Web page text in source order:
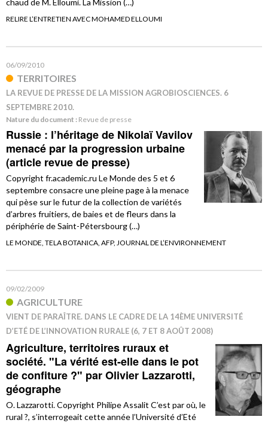
chaud de M. Elloumi. La Mission (…)
RELIRE L’ENTRETIEN AVEC MOHAMED ELLOUMI
06/09/2010
TERRITOIRES
LA REVUE DE PRESSE DE LA MISSION AGROBIOSCIENCES. 6
SEPTEMBRE 2010.
Nature du document : Revue de presse
Russie : l’héritage de Nikolaï Vavilov
menacé par la progression urbaine
(article revue de presse)
Copyright fr.academic.ru Le Monde des 5 et 6
septembre consacre une pleine page à la menace
qui pèse sur le futur de la collection de variétés
d’arbres fruitiers, de baies et de fleurs dans la
périphérie de Saint-Pétersbourg (…)
LE MONDE, TELA BOTANICA, AFP, JOURNAL DE L’ENVIRONNEMENT
09/02/2009
AGRICULTURE
VIENT DE PARAÎTRE. DANS LE CADRE DE LA 14ÈME UNIVERSITÉ
D’ETÉ DE L’INNOVATION RURALE (6, 7 ET 8 AOÛT 2008)
Agriculture, territoires ruraux et
société. "La vérité est-elle dans le pot
de confiture ?" par Olivier Lazzarotti,
géographe
O. Lazzarotti. Copyright Philipe Assalit C’est par où, le
rural ?, s’interrogeait cette année l’Université d’Eté